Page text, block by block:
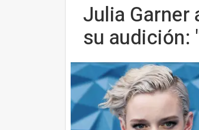
Julia Garner
su audición: